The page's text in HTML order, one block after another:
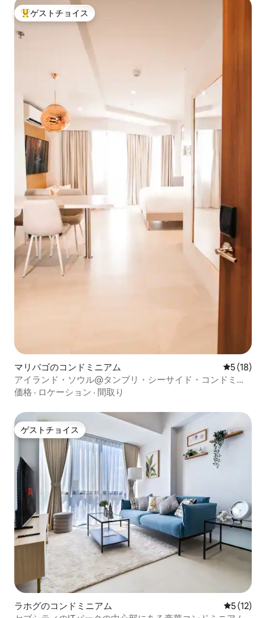
大好評のゲストチョイスです。
ゲストチョイス
マリバゴのコンドミニアム レビュー
5 (18)
アイランド・ソウル@タンブリ・シーサイド・コンドミニ
アム、Netflix完備
価格 · ロケーション · 間取り
ゲストチョイス
ゲストチョイス
ラホグのコンドミニアム レビュー
5 (12)